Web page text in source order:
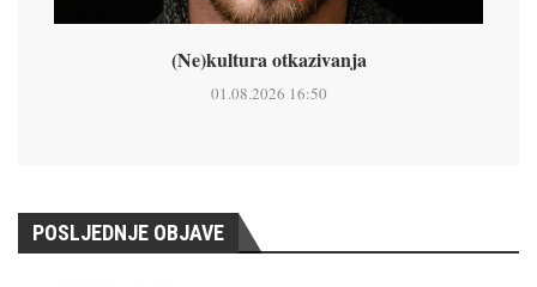
(Ne)kultura otkazivanja
01.08.2026 16:50
POSLJEDNJE OBJAVE